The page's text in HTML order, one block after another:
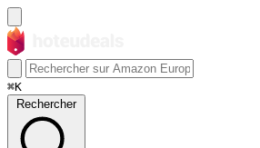
⌘K
Rechercher